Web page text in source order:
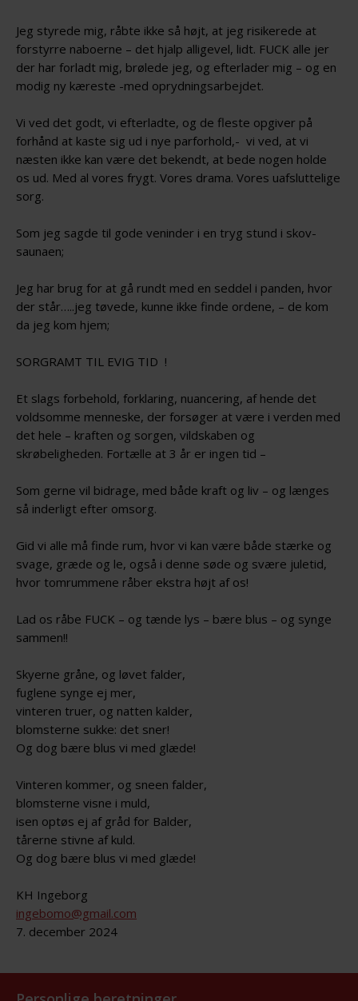
Jeg styrede mig, råbte ikke så højt, at jeg risikerede at
forstyrre naboerne – det hjalp alligevel, lidt. FUCK alle jer
der har forladt mig, brølede jeg, og efterlader mig – og en
modig ny kæreste -med oprydningsarbejdet.
Vi ved det godt, vi efterladte, og de fleste opgiver på
forhånd at kaste sig ud i nye parforhold,- vi ved, at vi
næsten ikke kan være det bekendt, at bede nogen holde
os ud. Med al vores frygt. Vores drama. Vores uafsluttelige
sorg.
Som jeg sagde til gode veninder i en tryg stund i skov-
saunaen;
Jeg har brug for at gå rundt med en seddel i panden, hvor
der står…..jeg tøvede, kunne ikke finde ordene, – de kom
da jeg kom hjem;
SORGRAMT TIL EVIG TID !
Et slags forbehold, forklaring, nuancering, af hende det
voldsomme menneske, der forsøger at være i verden med
det hele – kraften og sorgen, vildskaben og
skrøbeligheden. Fortælle at 3 år er ingen tid –
Som gerne vil bidrage, med både kraft og liv – og længes
så inderligt efter omsorg.
Gid vi alle må finde rum, hvor vi kan være både stærke og
svage, græde og le, også i denne søde og svære juletid,
hvor tomrummene råber ekstra højt af os!
Lad os råbe FUCK – og tænde lys – bære blus – og synge
sammen!!
Skyerne gråne, og løvet falder,
fuglene synge ej mer,
vinteren truer, og natten kalder,
blomsterne sukke: det sner!
Og dog bære blus vi med glæde!
Vinteren kommer, og sneen falder,
blomsterne visne i muld,
isen optøs ej af gråd for Balder,
tårerne stivne af kuld.
Og dog bære blus vi med glæde!
KH Ingeborg
ingebomo@gmail.com
7. december 2024